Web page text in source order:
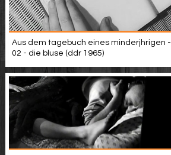
Aus dem tagebuch eines minderjhrigen -
02 - die bluse (ddr 1965)